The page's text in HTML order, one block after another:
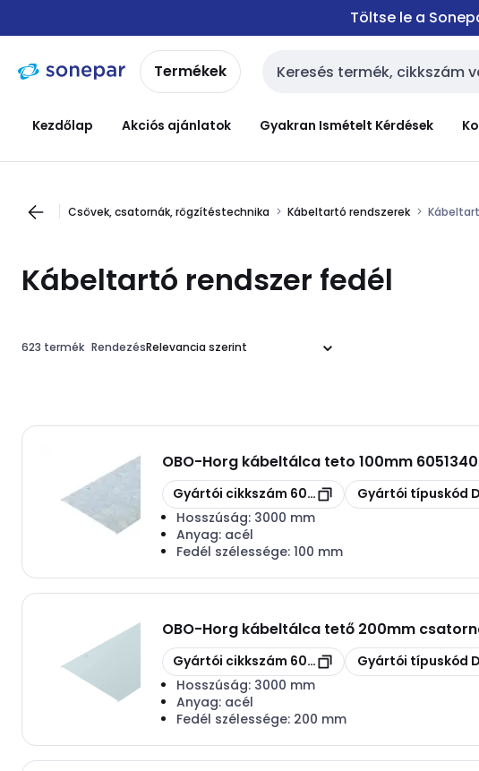
navigációhoztartalomra
Töltse le a
Termékek Keresési bemenet
Kezdőlap Akciós ajánlatok Gyakran Ismételt Kérdések
Csövek, csatornák, rögzítéstechnika Kábeltartó rendszerek
Kábeltartó rendszer fedél
623 termék Rendezés
OBO-Horg kábeltálca teto 100mm 6051340
Másolás
Gyártói cikkszám 6051340Másolás
Gyártói típuskód
Hosszúság: 3000 mm
Anyag: acél
Fedél szélessége: 100 mm
OBO-Horg kábeltálca tető 200mm
Másolás
Gyártói cikkszám 6052207Másolás
Gyártói típuskód
Hosszúság: 3000 mm
Anyag: acél
Fedél szélessége: 200 mm